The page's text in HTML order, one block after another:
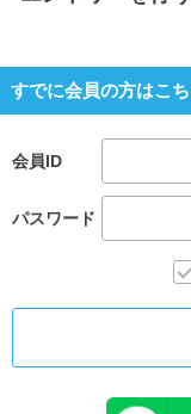
すでに会員の方はこ
会員ID
パスワード